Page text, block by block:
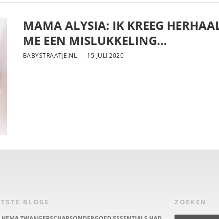
MAMA ALYSIA: IK KREEG
ME EEN MISLUKKELING…
BABYSTRAATJE.NL 15 JULI 2020
BLOGS ZOEKEN